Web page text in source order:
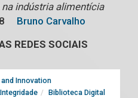
indústria alimentícia
Bruno Carvalho
REDES SOCIAIS
Innovation
Biblioteca Digital